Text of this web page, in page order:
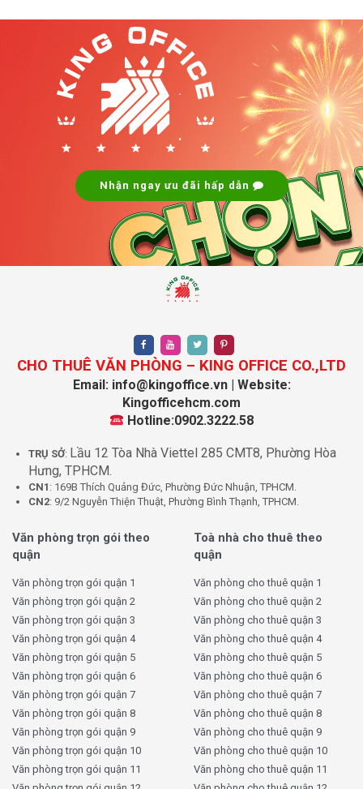
.
.
Nhận ngay ưu đãi hấp dẫn
CHO THUÊ VĂN PHÒNG – KING OFFICE CO.,LTD
Email: info@kingoffice.vn | Website:
Kingofficehcm.com
Hotline:0902.3222.58
TRỤ SỞ: Lầu 12 Tòa Nhà Viettel 285 CMT8, Phường Hòa
Hưng, TPHCM.
CN1 : 169B Thích Quảng Đức, Phường Đức Nhuận, TPHCM.
CN2: 9/2 Nguyễn Thiện Thuật, Phường Bình Thạnh, TPHCM.
Văn phòng trọn gói theo
quận
Văn phòng trọn gói quận 1
Văn phòng trọn gói quận 2
Văn phòng trọn gói quận 3
Văn phòng trọn gói quận 4
Văn phòng trọn gói quận 5
Văn phòng trọn gói quận 6
Văn phòng trọn gói quận 7
Văn phòng trọn gói quận 8
Văn phòng trọn gói quận 9
Văn phòng trọn gói quận 10
Văn phòng trọn gói quận 11
Toà nhà cho thuê theo
quận
Văn phòng cho thuê quận 1
Văn phòng cho thuê quận 2
Văn phòng cho thuê quận 3
Văn phòng cho thuê quận 4
Văn phòng cho thuê quận 5
Văn phòng cho thuê quận 6
Văn phòng cho thuê quận 7
Văn phòng cho thuê quận 8
Văn phòng cho thuê quận 9
Văn phòng cho thuê quận 10
Văn phòng cho thuê quận 11